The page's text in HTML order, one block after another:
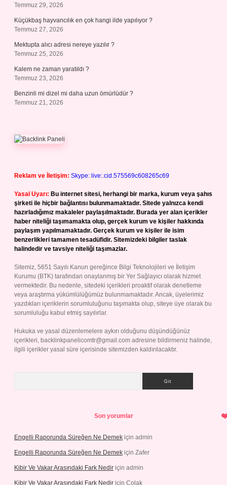
Temmuz 29, 2026
Küçükbaş hayvancılık en çok hangi ilde yapılıyor ?
Temmuz 27, 2026
Mektupta alıcı adresi nereye yazılır ?
Temmuz 25, 2026
Kalem ne zaman yaratıldı ?
Temmuz 23, 2026
Benzinli mi dizel mi daha uzun ömürlüdür ?
Temmuz 21, 2026
Reklam ve İletişim: Skype: live:.cid.575569c608265c69
Yasal Uyarı: Bu internet sitesi, herhangi bir marka, kurum veya şahıs
şirketi ile hiçbir bağlantısı bulunmamaktadır. Sitede yalnızca kendi
hazırladığımız makaleler paylaşılmaktadır. Burada yer alan içerikler
haber niteliği taşımamakta olup, gerçek kurum ve kişiler hakkında
paylaşım yapılmamaktadır. Gerçek kurum ve kişiler ile isim
benzerlikleri tamamen tesadüfidir. Sitemizdeki bilgiler taslak
halindedir ve tavsiye niteliği taşımazlar.
Sitemiz, 5651 Sayılı Kanun gereğince Bilgi Teknolojileri ve İletişim
Kurumu (BTK) tarafından onaylanmış bir Yer Sağlayıcı olarak hizmet
vermektedir. Bu nedenle, sitedeki içerikleri proaktif olarak denetleme
veya araştırma yükümlülüğümüz bulunmamaktadır. Ancak, üyelerimiz
yazdıkları içeriklerin sorumluluğunu taşımakta olup, siteye üye olarak bu
sorumluluğu kabul etmiş sayılırlar.
Hukuka ve yasal düzenlemelere aykırı olduğunu düşündüğünüz
içerikleri, backlinkpanelicomtr@gmail.com adresine bildirmeniz halinde,
ilgili içerikler yasal süre içerisinde sitemizden kaldırılacaktır.
Son yorumlar
Engelli Raporunda Süreğen Ne Demek için admin
Engelli Raporunda Süreğen Ne Demek için Zafer
Kibir Ve Vakar Arasındaki Fark Nedir için admin
Kibir Ve Vakar Arasındaki Fark Nedir için Çolak